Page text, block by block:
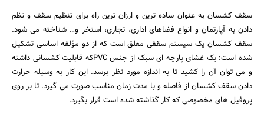
سقف کشسان به عنوان ساده ترین و ارزان ترین راه برای تنظیم سقف و نظم
دادن به آپارتمان و انواع فضاهای اداری، تجاری، استخر و… شناخته می شود.
سقف کشسان یک سیستم سقفی معلق است که از دو مؤلفه اساسی تشکیل
شده است: یک غشای پارچه ای سبک از جنس PVCکه قابلیت کشسانی داشته
و می توان آن را کشید تا به اندازه مورد نظر برسد. این کار به وسیله حرارت
دادن سقف کشسان از فاصله و با مدت زمان مناسب صورت می گیرد. تا بر روی
پروفیل های مخصوصی که کار گذاشته شده است قرار بگیرد.